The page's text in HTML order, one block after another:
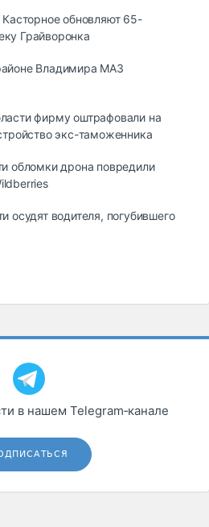
обновляют 65-
Грайворонка
Владимира МАЗ
фирму оштрафовали на
экс-таможенника
обломки дрона повредили
осудят водителя, погубившего
в нашем Telegram‑канале